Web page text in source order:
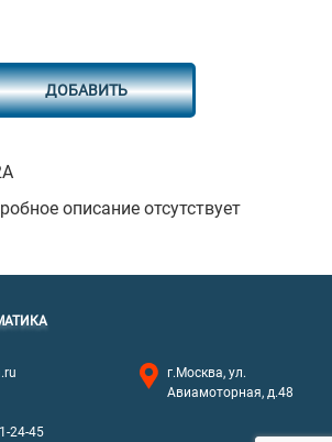
ДОБАВИТЬ
описание отсутствует
г.Москва, ул.
Авиамоторная, д.48
24-45